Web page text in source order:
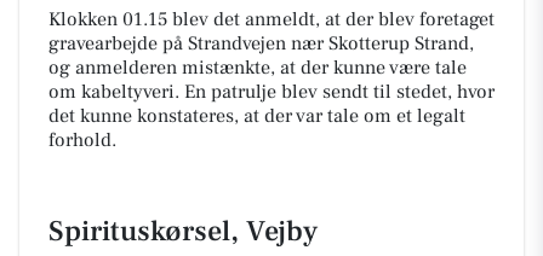
Klokken 01.15 blev det anmeldt, at der blev foretaget
gravearbejde på Strandvejen nær Skotterup Strand,
og anmelderen mistænkte, at der kunne være tale
om kabeltyveri. En patrulje blev sendt til stedet, hvor
det kunne konstateres, at der var tale om et legalt
forhold.
Spirituskørsel, Vejby